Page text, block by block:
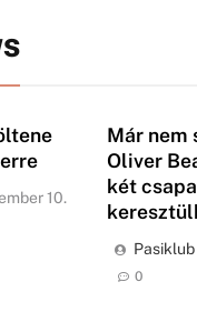
10.
Már nem
Oliver
két
Pasiklub
0